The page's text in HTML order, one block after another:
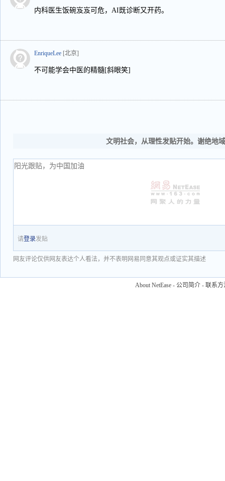
内科医生饭碗岌岌可危，AI既诊断又开药。
EnriqueLee [北京]
不可能学会中医的精髓[斜眼笑]
文明社会，从理性发贴开始。谢绝地
请登录发贴
网友评论仅供网友表达个人看法，并不表明网易同意其观点或证实其描述
About NetEase - 公司简介 - 联系方